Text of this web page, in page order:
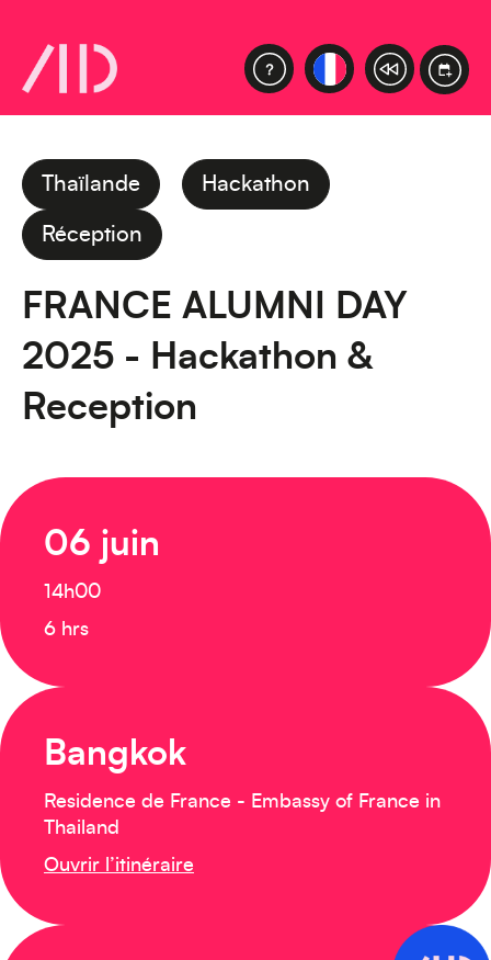
Thaïlande Hackathon
Réception
FRANCE ALUMNI DAY
2025 - Hackathon &
Reception
06 juin
14h00
6 hrs
Bangkok
Residence de France - Embassy of France in
Thailand
Ouvrir l’itinéraire